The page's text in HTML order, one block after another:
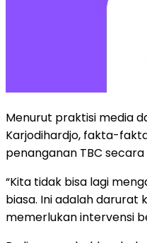
Menurut praktisi media
Karjodihardjo, fakta-
penanganan TBC
“Kita tidak bisa lagi
biasa. Ini adalah darurat
memerlukan intervensi